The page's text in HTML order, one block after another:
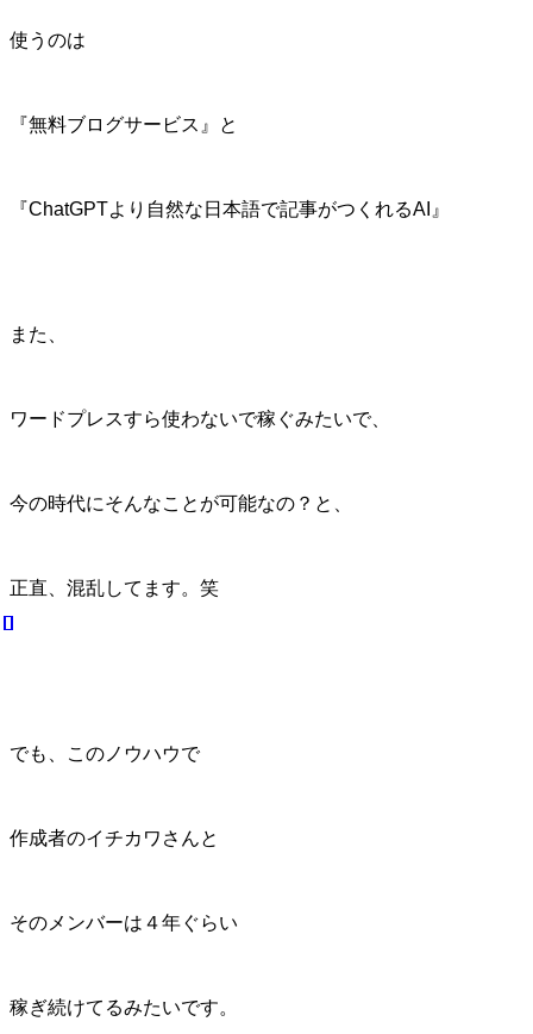
使うのは
『無料ブログサービス』と
『ChatGPTより自然な日本語で記事がつくれるAI』
また、
ワードプレスすら使わないで稼ぐみたいで、
今の時代にそんなことが可能なの？と、
正直、混乱してます。笑
でも、このノウハウで
作成者のイチカワさんと
そのメンバーは４年ぐらい
稼ぎ続けてるみたいです。